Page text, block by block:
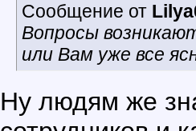
Сообщение от
Вопросы
или Вам уже все
Ну людям же